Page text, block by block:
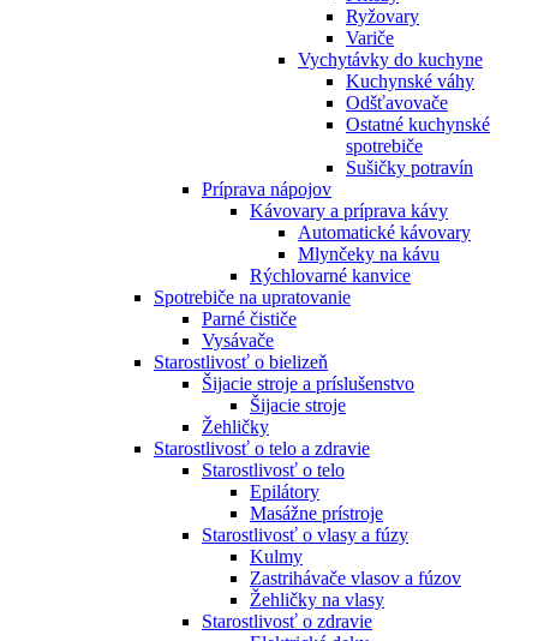
Ryžovary
Variče
Vychytávky do kuchyne
Kuchynské váhy
Odšťavovače
Ostatné kuchynské
spotrebiče
Sušičky potravín
Príprava nápojov
Kávovary a príprava kávy
Automatické kávovary
Mlynčeky na kávu
Rýchlovarné kanvice
Spotrebiče na upratovanie
Parné čističe
Vysávače
Starostlivosť o bielizeň
Šijacie stroje a príslušenstvo
Šijacie stroje
Žehličky
Starostlivosť o telo a zdravie
Starostlivosť o telo
Epilátory
Masážne prístroje
Starostlivosť o vlasy a fúzy
Kulmy
Zastrihávače vlasov a fúzov
Žehličky na vlasy
Starostlivosť o zdravie